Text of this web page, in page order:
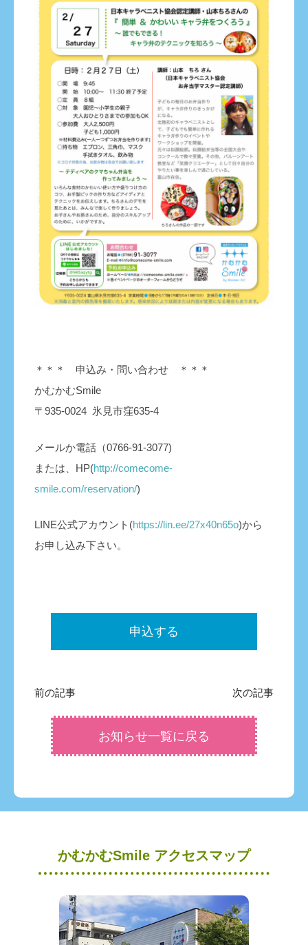
＊＊＊ 申込み・問い合わせ ＊＊＊
かむかむSmile
〒935-0024 氷見市窪635-4
メールか電話（0766-91-3077)
または、HP(http://comecome-
smile.com/reservation/)
LINE公式アカウント(https://lin.ee/27x40n65o)から
お申し込み下さい。
申込する
前の記事 次の記事
お知らせ一覧に戻る
かむかむSmile アクセスマップ